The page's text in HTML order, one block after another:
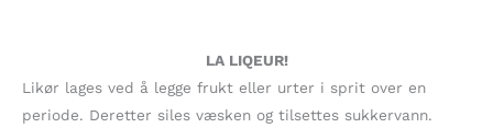
LA LIQEUR!
Likør lages ved å legge frukt eller urter i sprit over en
periode. Deretter siles væsken og tilsettes sukkervann.